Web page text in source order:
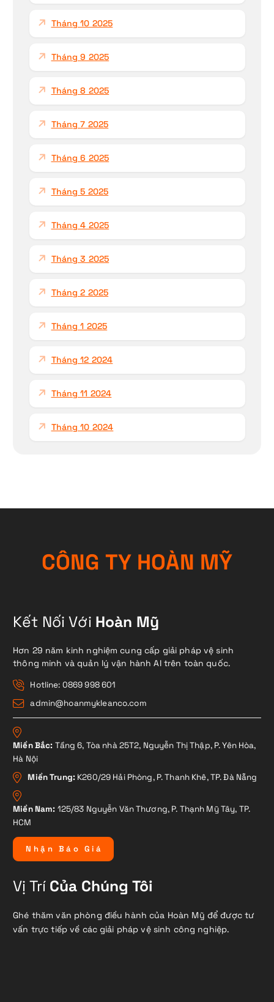
Tháng 10 2025
Tháng 9 2025
Tháng 8 2025
Tháng 7 2025
Tháng 6 2025
Tháng 5 2025
Tháng 4 2025
Tháng 3 2025
Tháng 2 2025
Tháng 1 2025
Tháng 12 2024
Tháng 11 2024
Tháng 10 2024
CÔNG TY HOÀN MỸ
Kết Nối Với Hoàn Mỹ
Hơn 29 năm kinh nghiệm cung cấp giải pháp vệ sinh
thông minh và quản lý vận hành AI trên toàn quốc.
Hotline: 0869 998 601
admin@hoanmykleanco.com
Miền Bắc: Tầng 6, Tòa nhà 25T2, Nguyễn Thị Thập, P. Yên Hòa,
Hà Nội
Miền Trung: K260/29 Hải Phòng, P. Thanh Khê, TP. Đà Nẵng
Miền Nam: 125/83 Nguyễn Văn Thương, P. Thạnh Mỹ Tây, TP.
HCM
N hậ n B á o G i á
Vị TríCủa Chúng Tôi
Ghé thăm văn phòng điều hành của Hoàn Mỹ để được tư
vấn trực tiếp về các giải pháp vệ sinh công nghiệp.